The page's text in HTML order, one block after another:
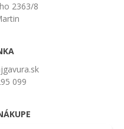
2363/8
099